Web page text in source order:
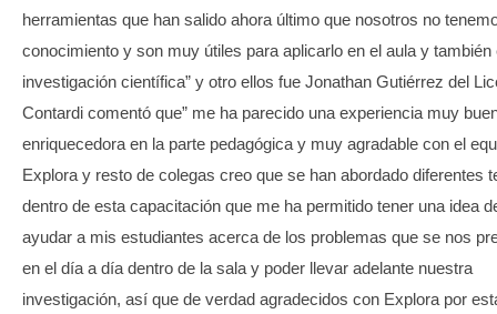
herramientas que han salido ahora último que nosotros no
conocimiento y son muy útiles para aplicarlo en el aula y también
investigación científica” y otro ellos fue Jonathan Gutiérrez del
Contardi comentó que” me ha parecido una experiencia muy
enriquecedora en la parte pedagógica y muy agradable con el
Explora y resto de colegas creo que se han abordado diferentes
dentro de esta capacitación que me ha permitido tener una idea
ayudar a mis estudiantes acerca de los problemas que se nos
en el día a día dentro de la sala y poder llevar adelante nuestra
investigación, así que de verdad agradecidos con Explora por